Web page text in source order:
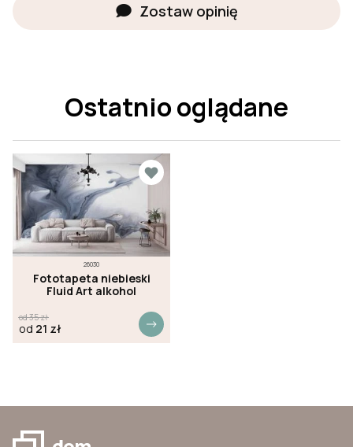
Zostaw opinię
Ostatnio oglądane
26030
Fototapeta niebieski
Fluid Art alkohol
od35zł
od 21 zł